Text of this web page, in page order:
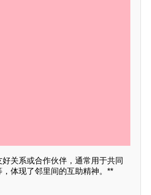
关系或合作伙伴，通常用于共同
体现了邻里间的互助精神。**